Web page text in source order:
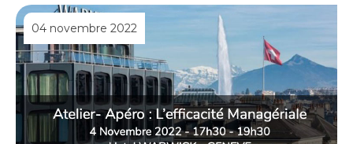
04 novembre 2022